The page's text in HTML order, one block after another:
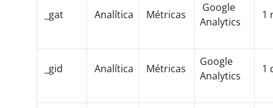
_gat Analítica Métricas
Google
Analytics
1
_gid Analítica Métricas
Google
Analytics
1